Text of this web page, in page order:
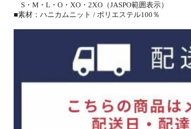
S・M・L・O・XO・2XO（JASPO範囲表示）
■素材：ハニカムニット / ポリエステル100％